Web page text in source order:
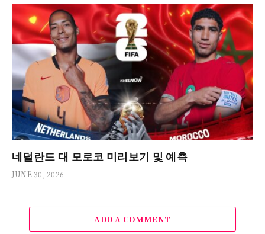
네덜란드 대 모로코 미리보기 및 예측
JUNE 30, 2026
ADD A COMMENT